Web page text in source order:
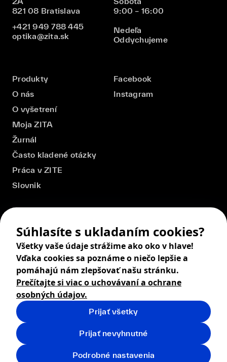
821 08 Bratislava
+421 949 788 445
optika@zita.sk
9:00 – 16:00
Nedeľa
Oddychujeme
Produkty
O nás
O vyšetrení
Moja ZITA
Žurnál
Často kladené otázky
Práca v ZITE
Slovnik
Facebook
Instagram
© 2026 ZITA, design by khn office,
Digital products by
Obchodné podmienky
Vrátenie tovaru
Doprava Cookies
Súhlasíte s ukladaním cookies?
Všetky vaše údaje strážime ako oko v hlave!
Vďaka cookies sa poznáme o niečo lepšie a
pomáhajú nám zlepšovať našu stránku.
Prečítajte si viac o uchovávaní a ochrane
osobných údajov.
Prijať všetky
Prijať nevyhnutné
Podrobné nastavenia